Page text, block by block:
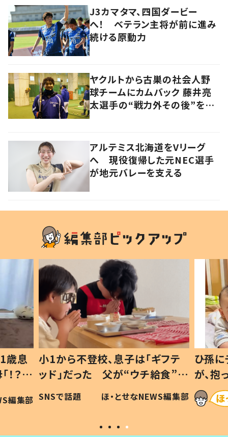
J3カマタマ、四国ダービー
へ！ ベテラン主将が前に進み
続ける原動力
ヤクルトから古巣の社会人野
球チームにカムバック 藤井亮
太選手の“戦力外その後”を追
アルテミス北海道をVリーグ
へ 現役復帰した元NEC選手
が地元バレーを支える
歳息
？」
編集部
小1から不登校、息子は「ギフテ
ッド」だった 父が“ウチ給食”を
作り続ける理由とは #令和の親
#令和の子
SNSで話題 ほ・とせなNEWS編集部
ひ孫
が、
「涙が
い」